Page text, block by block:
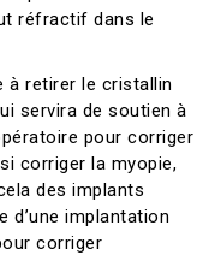
réfractif dans le
à retirer le cristallin
servira de soutien à
pour corriger
corriger la myopie,
des implants
d’une implantation
corriger